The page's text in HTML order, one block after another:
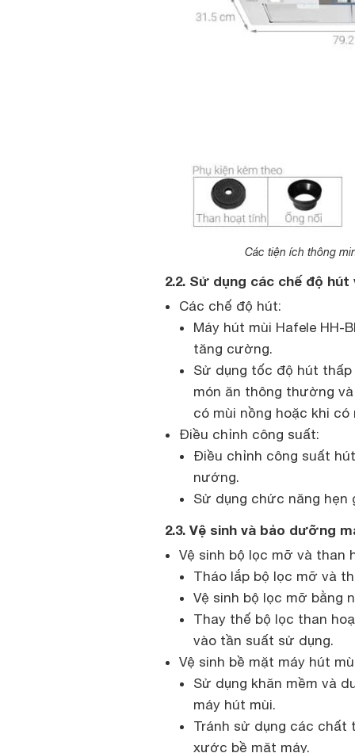
Các tiện ích thông
2.2. Sử dụng các chế độ
Các chế độ hút:
Máy hút mùi Hafele
tăng cường.
Sử dụng tốc độ hút
món ăn thông thường
có mùi nồng hoặc khi có
Điều chỉnh công suất:
Điều chỉnh công suất
nướng.
Sử dụng chức năng
2.3. Vệ sinh và bảo dưỡng
Vệ sinh bộ lọc mỡ và than
Tháo lắp bộ lọc mỡ và
Vệ sinh bộ lọc mỡ bằng
Thay thế bộ lọc than
vào tần suất sử dụng.
Vệ sinh bề mặt máy hút
Sử dụng khăn mềm và
máy hút mùi.
Tránh sử dụng các chất
xước bề mặt máy.